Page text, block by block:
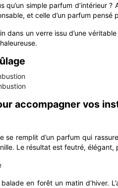
qu’un simple parfum d’intérieur
et celle d’un parfum pensé
dans un verre issu d’une
accompagner vos
se remplit d’un parfum qui
Le résultat est feutré,
en forêt un matin d’hiver.